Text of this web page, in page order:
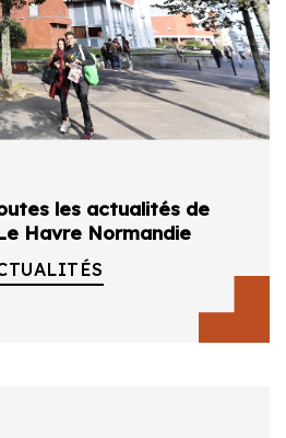
les actualités de
Havre Normandie